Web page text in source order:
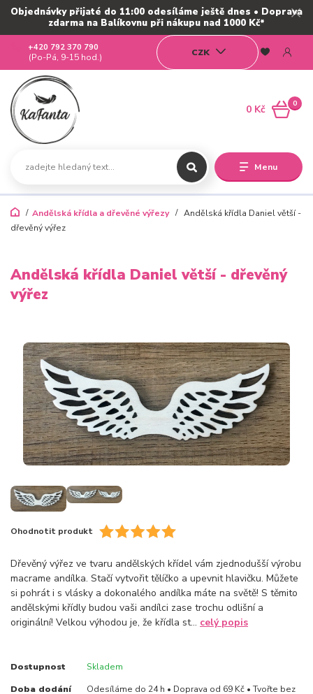
Objednávky přijaté do 11:00 odesíláme ještě dnes • Doprava
zdarma na Balíkovnu při nákupu nad 1000 Kč*
Menu
CZK
+420 792 370 790
(Po-Pá, 9-15 hod.)
0
0 Kč
Andělská křídla a dřevěné výřezy
Andělská křídla Daniel větší -
dřevěný výřez
Andělská křídla Daniel větší - dřevěný
výřez
Ohodnotit produkt
Dřevěný výřez ve tvaru andělských křídel vám zjednodušší výrobu
macrame andílka. Stačí vytvořit tělíčko a upevnit hlavičku. Můžete
si pohrát i s vlásky a dokonalého andílka máte na světě! S těmito
andělskými křídly budou vaši andílci zase trochu odlišní a
originální! Velkou výhodou je, že křídla st... celý popis
Dostupnost Skladem
Doba dodání
Odesíláme do 24 h • Doprava od 69 Kč • Tvořte bez